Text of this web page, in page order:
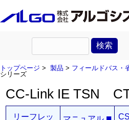
トップページ > 製品 > フィールドバス・
シリーズ
CC-Link IE TSN
リーフレッ